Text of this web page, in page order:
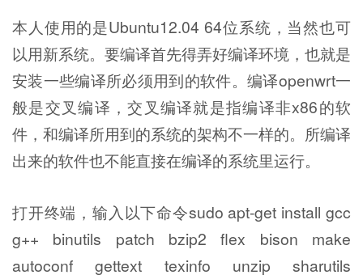
本人使用的是Ubuntu12.04 64位系统，当然也可
以用新系统。要编译首先得弄好编译环境，也就是
安装一些编译所必须用到的软件。编译openwrt一
般是交叉编译，交叉编译就是指编译非x86的软
件，和编译所用到的系统的架构不一样的。所编译
出来的软件也不能直接在编译的系统里运行。
打开终端，输入以下命令sudo apt-get install gcc
g++ binutils patch bzip2 flex bison make
autoconf gettext texinfo unzip sharutils